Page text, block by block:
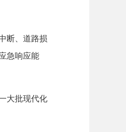
断、道路损
急响应能
大批现代化